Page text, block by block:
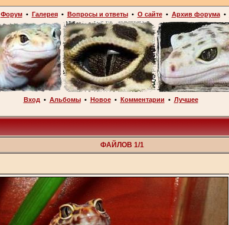
Форум• Галерея• Вопросы и ответы• О сайте• Архив форума•
Вход • Альбомы• Новое• Комментарии • Лучшее
ФАЙЛОВ 1/1